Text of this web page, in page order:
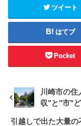
ツイート
はてブ
Pocket
川崎市の住
収"と"市"
引越しで出た大量の